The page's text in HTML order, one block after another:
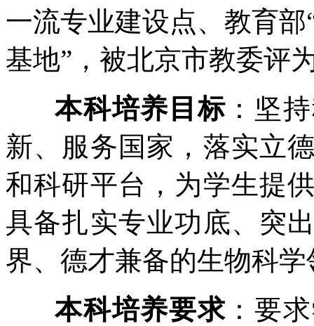
一流专业建设点、教育
基地”，被北京市教委评
本科培养目标 ：坚
新、服务国家，落实立
和科研平台，为学生提
具备扎实专业功底、突
界、德才兼备的生物科
本科培养要求 ：要